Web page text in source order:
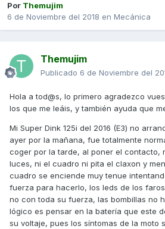
Por Themujim
6 de Noviembre del 2018 en Mecánica
Themujim
Publicado 6 de Noviembre del
Hola a tod@s, lo primero agradezco
los que me leáis, y también ayuda que
Mi Super Dink 125i del 2016 (E3) no
ayer por la mañana, fue totalmente
coger por la tarde, al poner el contacto,
luces, ni el cuadro ni pita el claxon y
cuadro se enciende muy tenue
fuerza para hacerlo, los leds de los
no con toda su fuerza, las bombillas no
lógico es pensar en la batería que este
su voltaje, pues los síntomas de la moto